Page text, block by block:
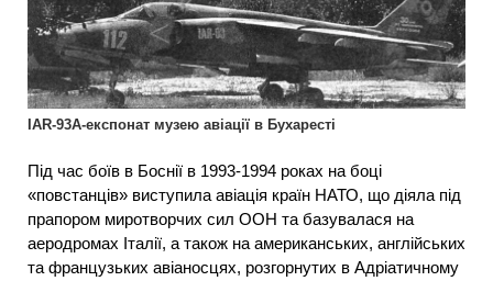
IAR-93А-експонат музею авіації в Бухаресті
Під час боїв в Боснії в 1993-1994 роках на боці
«повстанців» виступила авіація країн НАТО, що діяла під
прапором миротворчих сил ООН та базувалася на
аеродромах Італії, а також на американських, англійських
та французьких авіаносцях, розгорнутих в Адріатичному